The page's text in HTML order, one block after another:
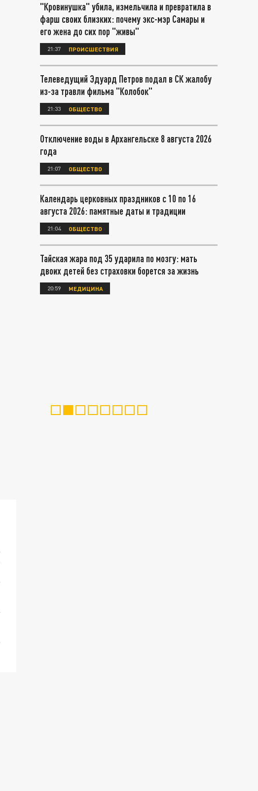
"Кровинушка" убила, измельчила и превратила в
фарш своих близких: почему экс-мэр Самары и
его жена до сих пор "живы"
21:37 ПРОИСШЕСТВИЯ
Телеведущий Эдуард Петров подал в СК жалобу
из-за травли фильма "Колобок"
21:33 ОБЩЕСТВО
Отключение воды в Архангельске 8 августа 2026
года
21:07 ОБЩЕСТВО
Календарь церковных праздников с 10 по 16
августа 2026: памятные даты и традиции
21:04 ОБЩЕСТВО
Тайская жара под 35 ударила по мозгу: мать
двоих детей без страховки борется за жизнь
20:59 МЕДИЦИНА